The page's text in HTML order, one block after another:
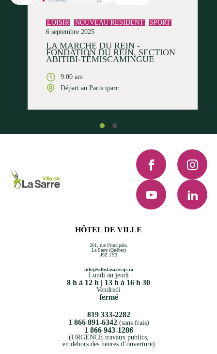
LOISIR NOUVEAU RÉSIDENT
SPORT
6 septembre 2025
LA MARCHE DU REIN -
FONDATION DU REIN, SECTION
ABITIBI-TÉMISCAMINGUE
9:00 am
Départ au Participarc
HÔTEL DE VILLE
201, rue Principale,
La Sarre (Québec)
J9Z 1Y3
info@ville.lasarre.qc.ca
Lundi au jeudi
8 h à 12 h | 13 h à 16 h 30
Vendredi
fermé
819 333-2282
1 866 891-6342(sans frais)
1 866 943-1286
(URGENCE travaux publics,
en dehors des heures d’ouverture)
Facebook
YouTube